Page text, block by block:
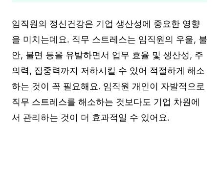
임직원의 정신건강은 기업 생산성에 중요한 영향
을 미치는데요. 직무 스트레스는 임직원의 우울, 불
안, 불면 등을 유발하면서 업무 효율 및 생산성, 주
의력, 집중력까지 저하시킬 수 있어 적절하게 해소
하는 것이 꼭 필요해요. 임직원 개인이 자발적으로
직무 스트레스를 해소하는 것보다도 기업 차원에
서 관리하는 것이 더 효과적일 수 있어요.